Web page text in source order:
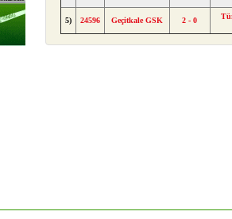
5) 24596 Geçitkale GSK 2 - 0